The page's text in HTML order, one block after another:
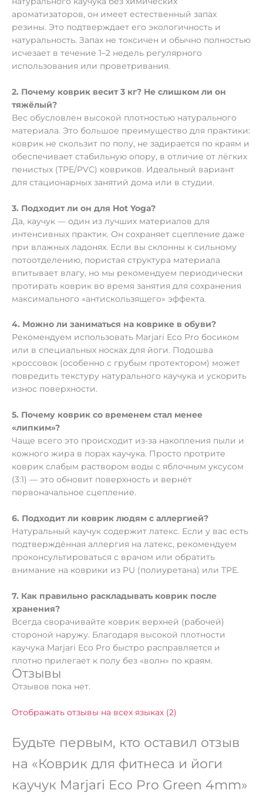
ароматизаторов, он имеет естественный запах
резины. Это подтверждает его экологичность и
натуральность. Запах не токсичен и обычно полностью
исчезает в течение 1–2 недель регулярного
использования или проветривания.
2. Почему коврик весит 3 кг? Не слишком ли он
тяжёлый?
Вес обусловлен высокой плотностью натурального
материала. Это большое преимущество для практики:
коврик не скользит по полу, не задирается по краям и
обеспечивает стабильную опору, в отличие от лёгких
пенистых (TPE/PVC) ковриков. Идеальный вариант
для стационарных занятий дома или в студии.
3. Подходит ли он для Hot Yoga?
Да, каучук — один из лучших материалов для
интенсивных практик. Он сохраняет сцепление даже
при влажных ладонях. Если вы склонны к сильному
потоотделению, пористая структура материала
впитывает влагу, но мы рекомендуем периодически
протирать коврик во время занятия для сохранения
максимального «антискользящего» эффекта.
4. Можно ли заниматься на коврике в обуви?
Рекомендуем использовать Marjari Eco Pro босиком
или в специальных носках для йоги. Подошва
кроссовок (особенно с грубым протектором) может
повредить текстуру натурального каучука и ускорить
износ поверхности.
5. Почему коврик со временем стал менее
«липким»?
Чаще всего это происходит из-за накопления пыли и
кожного жира в порах каучука. Просто протрите
коврик слабым раствором воды с яблочным уксусом
(3:1) — это обновит поверхность и вернёт
первоначальное сцепление.
6. Подходит ли коврик людям с аллергией?
Натуральный каучук содержит латекс. Если у вас есть
подтверждённая аллергия на латекс, рекомендуем
проконсультироваться с врачом или обратить
внимание на коврики из PU (полиуретана) или TPE.
7. Как правильно раскладывать коврик после
хранения?
Всегда сворачивайте коврик верхней (рабочей)
стороной наружу. Благодаря высокой плотности
каучука Marjari Eco Pro быстро расправляется и
плотно прилегает к полу без «волн» по краям.
Отзывы
Отзывов пока нет.
Отображать отзывы на всех языках (2)
Будьте первым, кто оставил отзыв
на «Коврик для фитнеса и йоги
каучук Marjari Eco Pro Green 4mm»